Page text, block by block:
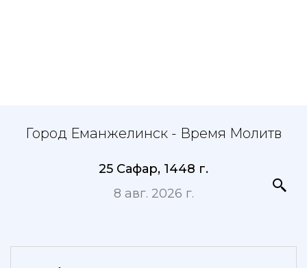
Город Еманжелинск - Время Молитв
25 Сафар, 1448 г.
8 авг. 2026 г.